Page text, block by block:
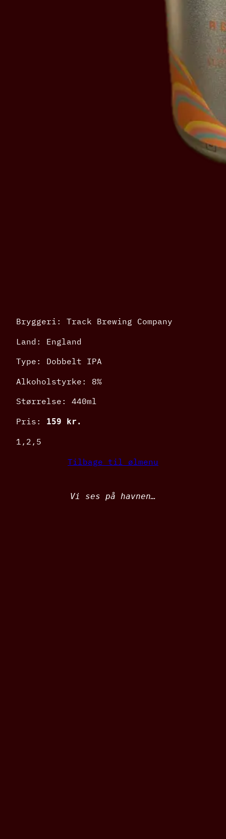
Bryggeri: Track Brewing Company
Land: England
Type: Dobbelt IPA
Alkoholstyrke: 8%
Størrelse: 440ml
Pris:
159 kr.
1,2,5
Tilbage til ølmenu
Vi ses på havnen…